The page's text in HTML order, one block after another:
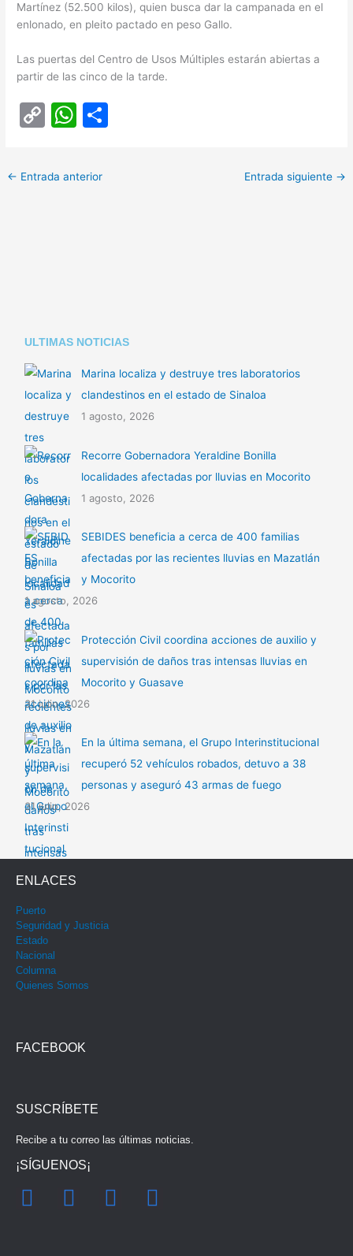
Martínez (52.500 kilos), quien busca dar la campanada en el
enlonado, en pleito pactado en peso Gallo.
Las puertas del Centro de Usos Múltiples estarán abiertas a
partir de las cinco de la tarde.
C
p
y
W
at
s
← Entrada anterior Entrada siguiente →
ULTIMAS NOTICIAS
Marina localiza y destruye tres laboratorios
clandestinos en el estado de Sinaloa
1 agosto, 2026
Recorre Gobernadora Yeraldine Bonilla
localidades afectadas por lluvias en Mocorito
1 agosto, 2026
SEBIDES beneficia a cerca de 400 familias
afectadas por las recientes lluvias en Mazatlán
y Mocorito
1 agosto, 2026
Protección Civil coordina acciones de auxilio y
supervisión de daños tras intensas lluvias en
Mocorito y Guasave
31 julio, 2026
En la última semana, el Grupo Interinstitucional
recuperó 52 vehículos robados, detuvo a 38
personas y aseguró 43 armas de fuego
31 julio, 2026
ENLACES
Puerto
Seguridad y Justicia
Estado
Nacional
Columna
Quienes Somos
FACEBOOK
SUSCRÍBETE
Recibe a tu correo las últimas noticias.
¡SÍGUENOS¡
F
I
Y
T